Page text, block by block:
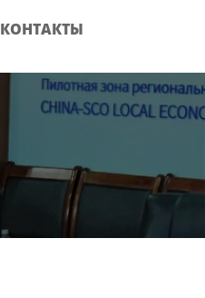
КОНТАКТЫ